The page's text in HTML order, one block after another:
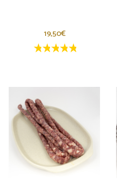
19,50€
4 estrellas
3 estrellas
2 estrellas
1 estrellas